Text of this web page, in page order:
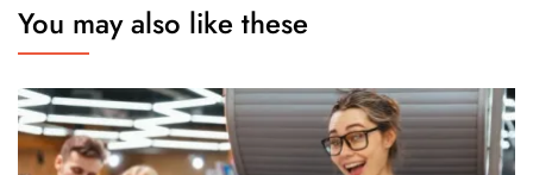
You may also like these